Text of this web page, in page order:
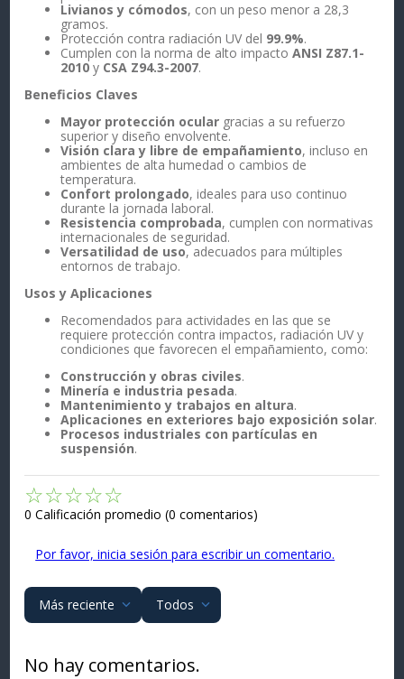
Livianos y cómodos, con un peso menor a 28,3
gramos.
Protección contra radiación UV del 99.9%.
Cumplen con la norma de alto impactoANSI Z87.1-
2010 y CSA Z94.3-2007.
Beneficios Claves
Mayor protección ocular gracias a su refuerzo
superior y diseño envolvente.
Visión clara y libre de empañamiento, incluso en
ambientes de alta humedad o cambios de
temperatura.
Confort prolongado, ideales para uso continuo
durante la jornada laboral.
Resistencia comprobada, cumplen con normativas
internacionales de seguridad.
Versatilidad de uso, adecuados para múltiples
entornos de trabajo.
Usos y Aplicaciones
Recomendados para actividades en las que se
requiere protección contra impactos, radiación UV y
condiciones que favorecen el empañamiento, como:
Construcción y obras civiles.
Minería e industria pesada.
Mantenimiento y trabajos en altura.
Aplicaciones en exteriores bajo exposición solar.
Procesos industriales con partículas en
suspensión.
☆☆☆☆☆
0 Calificación promedio (0 comentarios)
Por favor, inicia sesión para escribir un comentario.
Más reciente Todos
No hay comentarios.